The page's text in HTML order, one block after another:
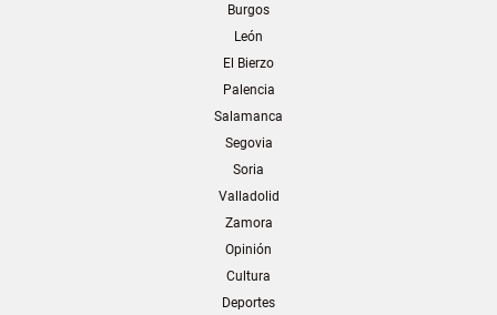
Burgos
León
El Bierzo
Palencia
Salamanca
Segovia
Soria
Valladolid
Zamora
Opinión
Cultura
Deportes